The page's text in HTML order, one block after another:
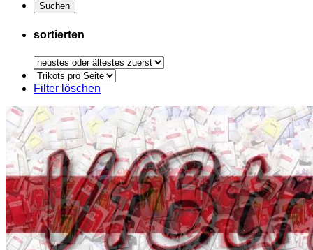
sortierten
Trikots
pro
Filter löschen